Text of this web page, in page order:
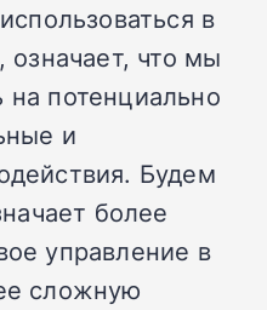
в
означает, что мы
потенциально
и
Будем
более
управление в
сложную